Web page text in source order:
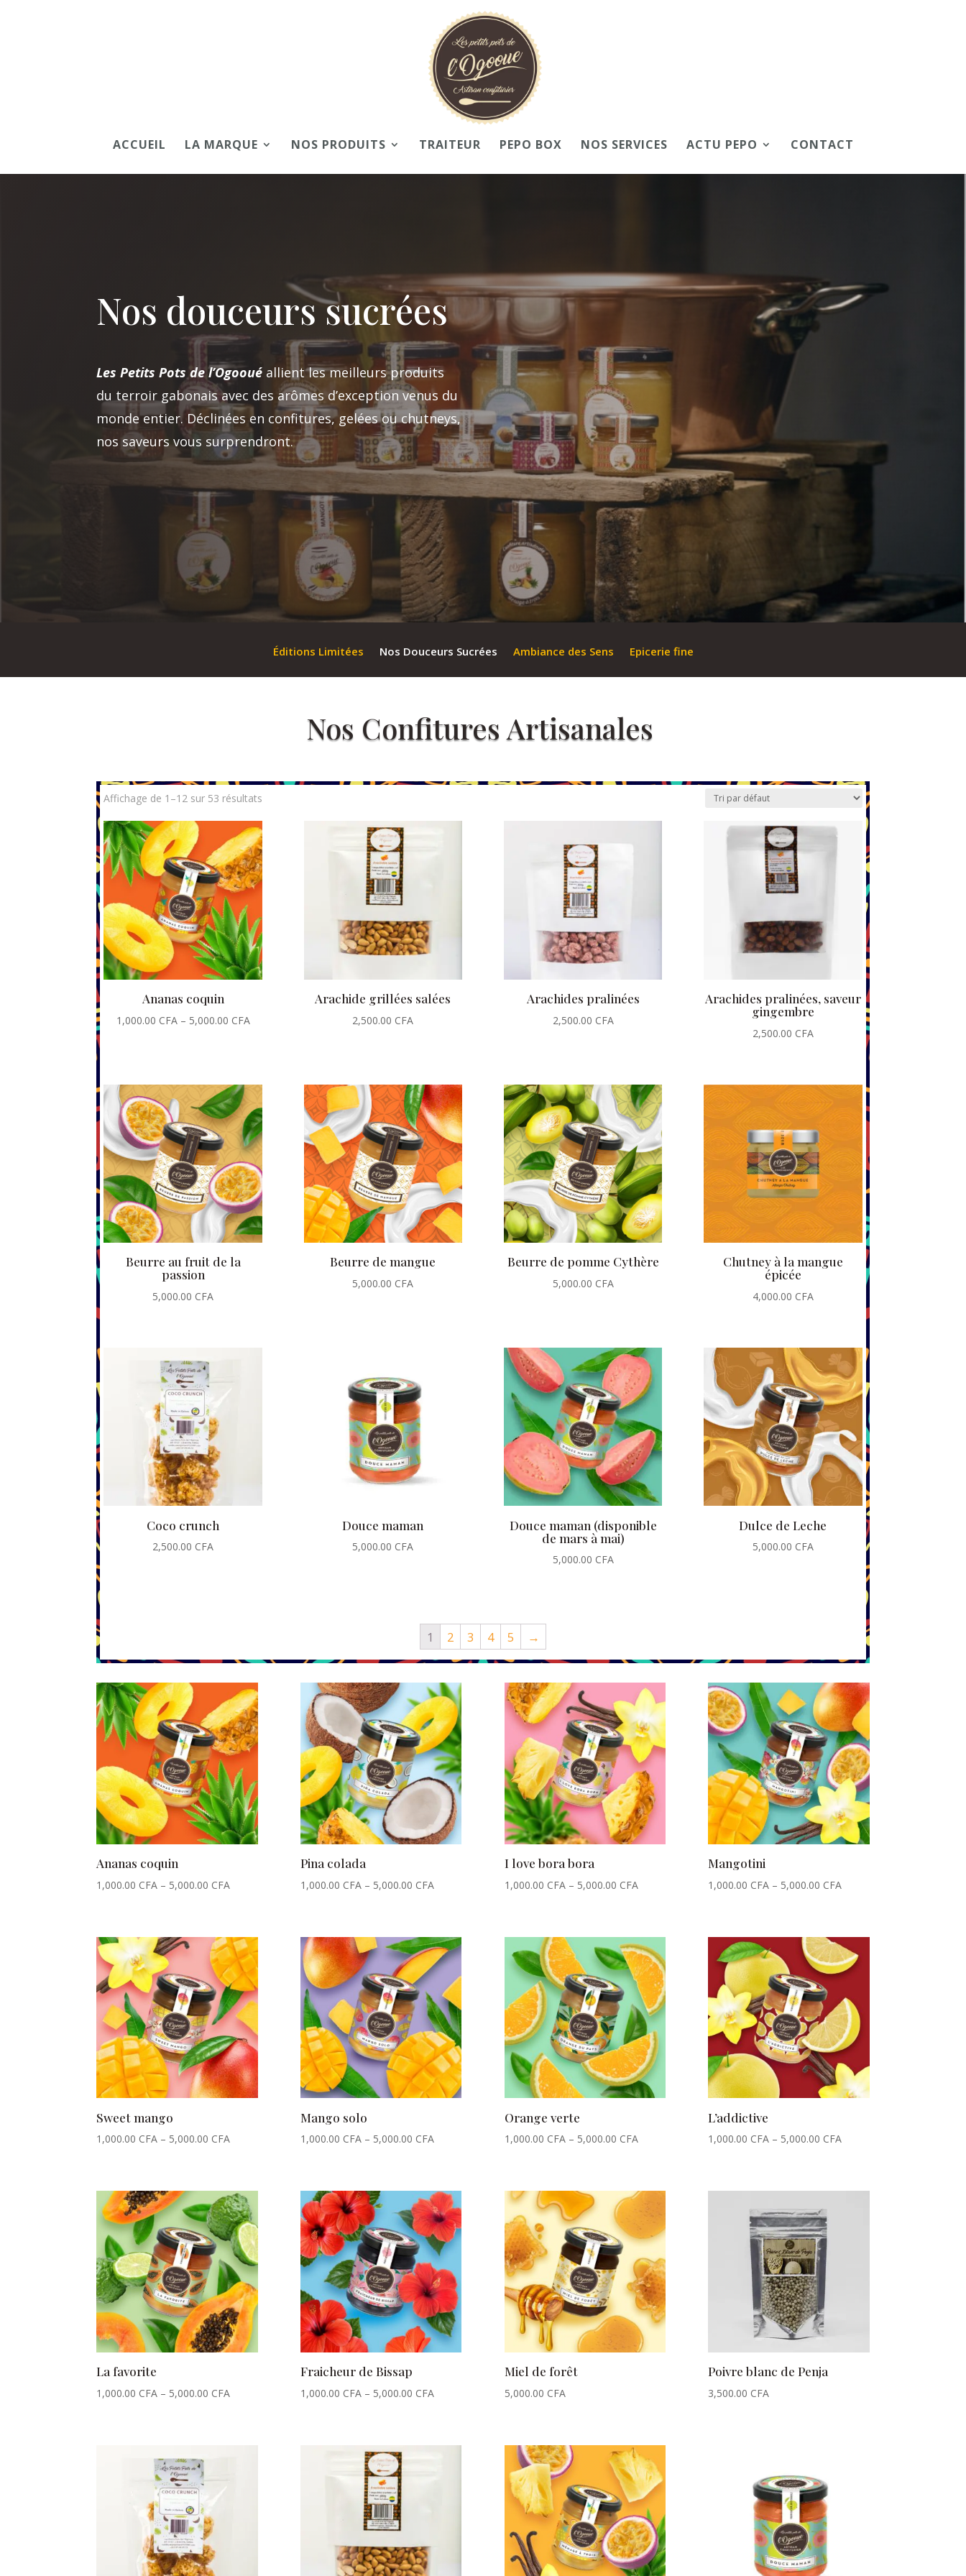
ACCUEIL LA MARQUE NOS PRODUITS TRAITEUR PEPO BOX NOS SERVICES ACTU PEPO CONTACT
Nos douceurs sucrées
Les Petits Pots de l’Ogooué allient les meilleurs produits
du terroir gabonais avec des arômes d’exception venus du
monde entier. Déclinées en confitures, gelées ou chutneys,
nos saveurs vous surprendront.
Éditions Limitées Nos Douceurs Sucrées Ambiance des Sens Epicerie fine
Nos Confitures Artisanales
Affichage de 1–12 sur 53 résultats
Ananas coquin
1,000.00 CFA– 5,000.00 CFA
Arachide grillées salées
2,500.00 CFA
Arachides pralinées
2,500.00 CFA
Arachides pralinées, saveur
gingembre
2,500.00 CFA
Beurre au fruit de la
passion
5,000.00 CFA
Beurre de mangue
5,000.00 CFA
Beurre de pomme Cythère
5,000.00 CFA
Chutney à la mangue
épicée
4,000.00 CFA
Coco crunch
2,500.00 CFA
Douce maman
5,000.00 CFA
Douce maman (disponible
de mars à mai)
5,000.00 CFA
Dulce de Leche
5,000.00 CFA
1 2 3 4 5 →
Ananas coquin
1,000.00 CFA – 5,000.00 CFA
Pina colada
1,000.00 CFA– 5,000.00 CFA
I love bora bora
1,000.00 CFA– 5,000.00 CFA
Mangotini
1,000.00 CFA – 5,000.00 CFA
Sweet mango
1,000.00 CFA – 5,000.00 CFA
Mango solo
1,000.00 CFA– 5,000.00 CFA
Orange verte
1,000.00 CFA– 5,000.00 CFA
L’addictive
1,000.00 CFA – 5,000.00 CFA
La favorite
1,000.00 CFA – 5,000.00 CFA
Fraicheur de Bissap
1,000.00 CFA– 5,000.00 CFA
Miel de forêt
5,000.00 CFA
Poivre blanc de Penja
3,500.00 CFA